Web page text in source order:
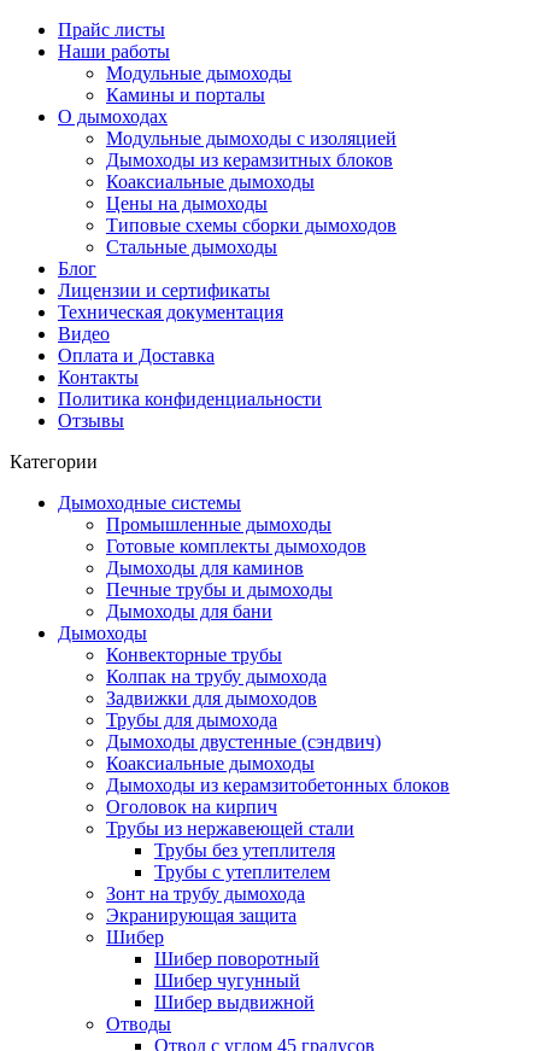
Прайс листы
Наши работы
Модульные дымоходы
Камины и порталы
О дымоходах
Модульные дымоходы с изоляцией
Дымоходы из керамзитных блоков
Коаксиальные дымоходы
Цены на дымоходы
Типовые схемы сборки дымоходов
Стальные дымоходы
Блог
Лицензии и сертификаты
Техническая документация
Видео
Оплата и Доставка
Контакты
Политика конфиденциальности
Отзывы
Категории
Дымоходные системы
Промышленные дымоходы
Готовые комплекты дымоходов
Дымоходы для каминов
Печные трубы и дымоходы
Дымоходы для бани
Дымоходы
Конвекторные трубы
Колпак на трубу дымохода
Задвижки для дымоходов
Трубы для дымохода
Дымоходы двустенные (сэндвич)
Коаксиальные дымоходы
Дымоходы из керамзитобетонных блоков
Оголовок на кирпич
Трубы из нержавеющей стали
Трубы без утеплителя
Трубы с утеплителем
Зонт на трубу дымохода
Экранирующая защита
Шибер
Шибер поворотный
Шибер чугунный
Шибер выдвижной
Отводы
Отвод с углом 45 градусов